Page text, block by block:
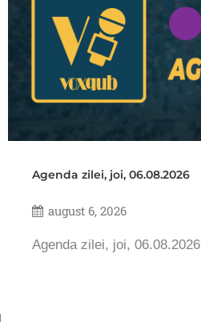
Agenda zilei, joi, 06.08.2026
august 6, 2026
Agenda zilei, joi, 06.08.2026